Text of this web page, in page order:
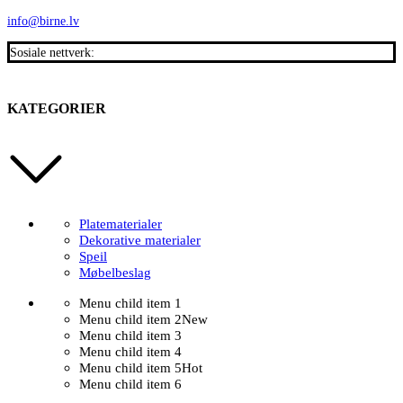
info@birne.lv
Sosiale nettverk:
KATEGORIER
Platematerialer
Dekorative materialer
Speil
Møbelbeslag
Menu child item 1
Menu child item 2New
Menu child item 3
Menu child item 4
Menu child item 5Hot
Menu child item 6